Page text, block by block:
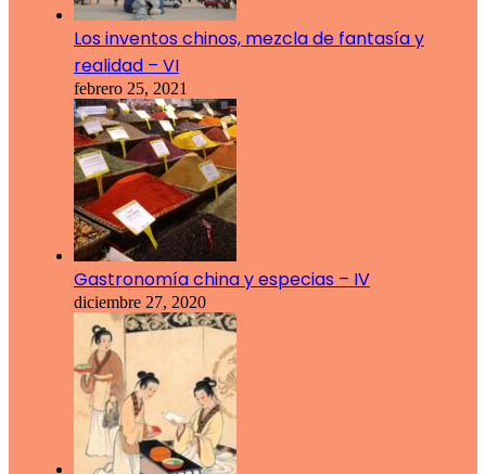
Los inventos chinos, mezcla de fantasía y
realidad – VI
febrero 25, 2021
Gastronomía china y especias – IV
diciembre 27, 2020